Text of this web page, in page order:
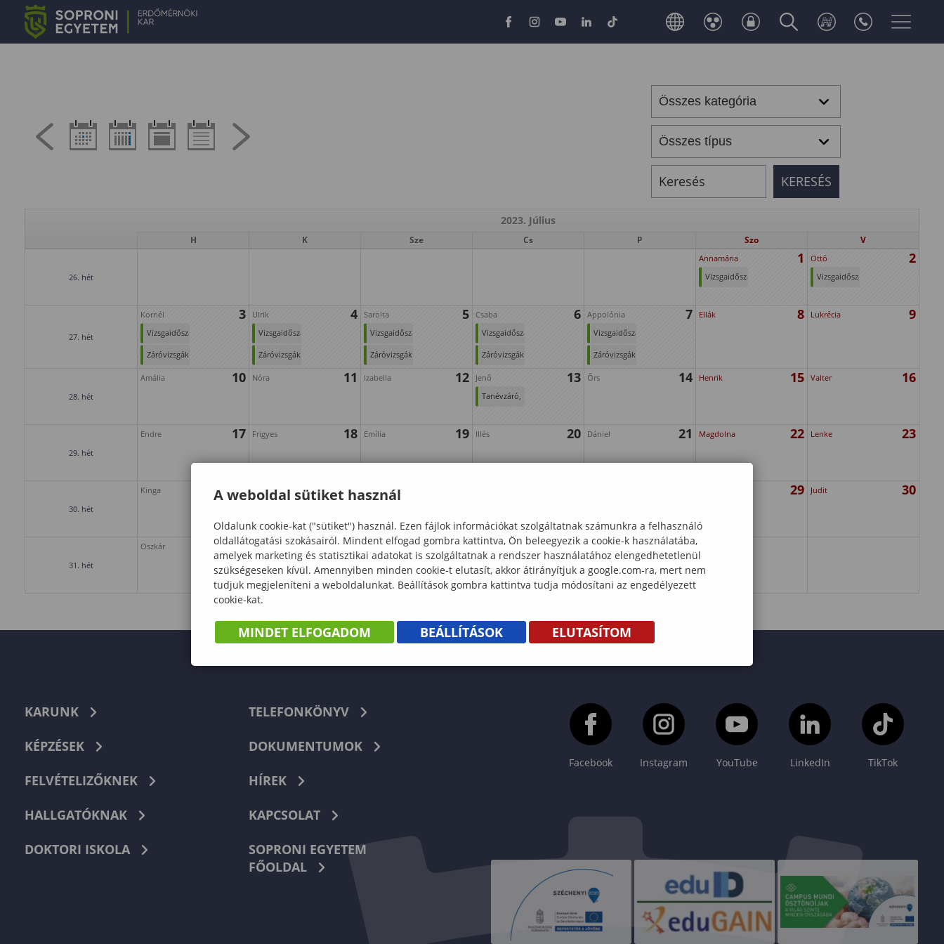
2023. Július
H K Sze Cs P Szo V
26. hét
Annamária 1
Vizsgaidőszak
Ottó 2
Vizsgaidőszak
27. hét
Kornél 3
Vizsgaidőszak
Záróvizsgák
Ulrik 4
Vizsgaidőszak
Záróvizsgák
Sarolta 5
Vizsgaidőszak
Záróvizsgák
Csaba 6
Vizsgaidőszak
Záróvizsgák
Appolónia 7
Vizsgaidőszak
Záróvizsgák
Ellák 8 Lukrécia 9
28. hét
Amália 10 Nóra 11 Izabella 12 Jenő 13
Tanévzáró,
ünnepély
Őrs 14 Henrik 15 Valter 16
29. hét
Endre 17 Frigyes 18 Emília 19 Illés 20 Dániel 21 Magdolna 22 Lenke 23
30. hét
Kinga 24 Kristóf 25 Anna 29 Judit 30
31. hét
Oszkár 31
KARUNK
KÉPZÉSEK
FELVÉTELIZŐKNEK
HALLGATÓKNAK
DOKTORI ISKOLA
TELEFONKÖNYV
DOKUMENTUMOK
HÍREK
KAPCSOLAT
SOPRONI EGYETEM
FŐOLDAL
Facebook Instagram YouTube LinkedIn TikTok
A weboldal sütiket használ
Oldalunk cookie-kat ("sütiket") használ. Ezen fájlok információkat szolgáltatnak számunkra a felhasználó
oldallátogatási szokásairól. Mindent elfogad gombra kattintva, Ön beleegyezik a cookie-k használatába,
amelyek marketing és statisztikai adatokat is szolgáltatnak a rendszer használatához elengedhetetlenül
szükségeseken kívül. Amennyiben minden cookie-t elutasít, akkor átirányítjuk a google.com-ra, mert nem
tudjuk megjeleníteni a weboldalunkat. Beállítások gombra kattintva tudja módosítani az engedélyezett
cookie-kat.
MINDET ELFOGADOM BEÁLLÍTÁSOK ELUTASÍTOM